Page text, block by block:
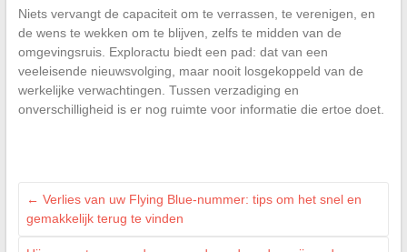
Niets vervangt de capaciteit om te verrassen, te verenigen, en
de wens te wekken om te blijven, zelfs te midden van de
omgevingsruis. Exploractu biedt een pad: dat van een
veeleisende nieuwsvolging, maar nooit losgekoppeld van de
werkelijke verwachtingen. Tussen verzadiging en
onverschilligheid is er nog ruimte voor informatie die ertoe doet.
← Verlies van uw Flying Blue-nummer: tips om het snel en
gemakkelijk terug te vinden